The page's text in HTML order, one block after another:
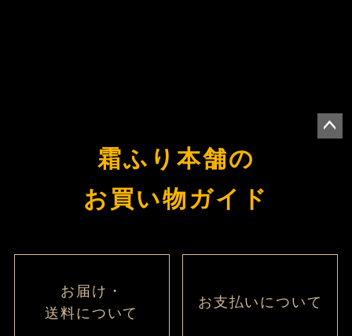
霜ふり本舗の
お買い物ガイド
お届け・
送料について
お支払いについて